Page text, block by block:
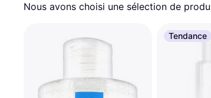
Nous avons choisi une sélection de
Tendance